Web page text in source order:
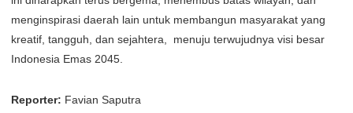
menginspirasi daerah lain untuk membangun masyarakat yang
kreatif, tangguh, dan sejahtera, menuju terwujudnya visi besar
Indonesia Emas 2045.
Reporter: Favian Saputra